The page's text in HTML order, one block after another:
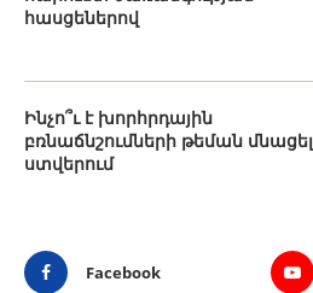
հասցեներով
Ինչո՞ւ է խորհրդային
բռնաճնշումների թեման մնացել
ստվերում
Facebook